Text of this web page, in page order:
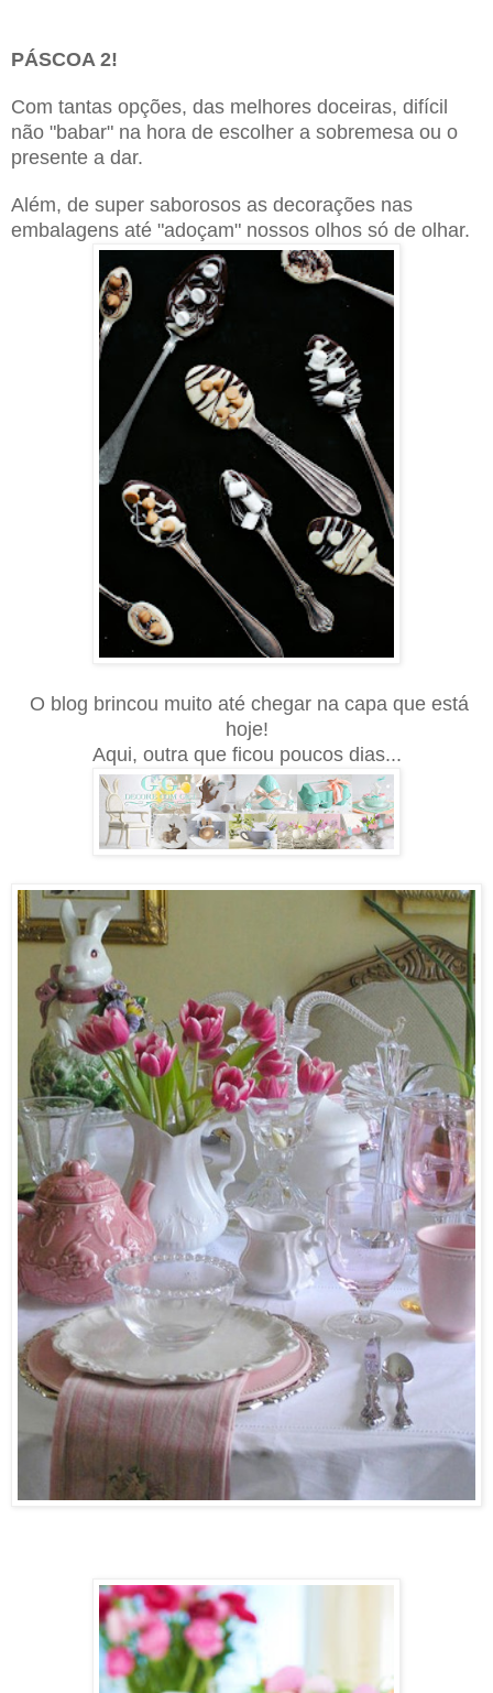
PÁSCOA 2!
Com tantas opções, das melhores doceiras, difícil
não "babar" na hora de escolher a sobremesa ou o
presente a dar.
Além, de super saborosos as decorações nas
embalagens até "adoçam" nossos olhos só de olhar.
O blog brincou muito até chegar na capa que está
hoje!
Aqui, outra que ficou poucos dias...